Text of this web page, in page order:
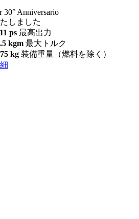
30° Anniversario
しました
ps 最高出力
kgm 最大トルク
kg 装備重量（燃料を除く）